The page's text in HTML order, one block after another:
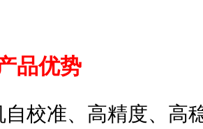
品优势
校准、 高精度、高